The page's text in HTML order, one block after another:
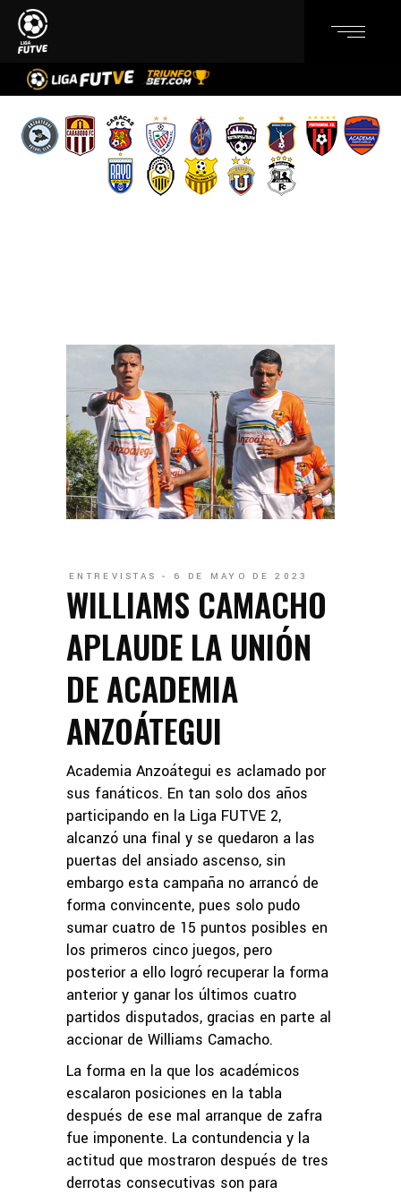
ENTREVISTAS 6 DE MAYO DE 2023
WILLIAMS CAMACHO
APLAUDE LA UNIÓN
DE ACADEMIA
ANZOÁTEGUI
Academia Anzoátegui es aclamado por
sus fanáticos. En tan solo dos años
participando en la Liga FUTVE 2,
alcanzó una final y se quedaron a las
puertas del ansiado ascenso, sin
embargo esta campaña no arrancó de
forma convincente, pues solo pudo
sumar cuatro de 15 puntos posibles en
los primeros cinco juegos, pero
posterior a ello logró recuperar la forma
anterior y ganar los últimos cuatro
partidos disputados, gracias en parte al
accionar de Williams Camacho.
La forma en la que los académicos
escalaron posiciones en la tabla
después de ese mal arranque de zafra
fue imponente. La contundencia y la
actitud que mostraron después de tres
derrotas consecutivas son para